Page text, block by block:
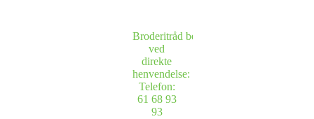
Broderitråd bestilles
ved
direkte
henvendelse:
Telefon:
61 68 93
93